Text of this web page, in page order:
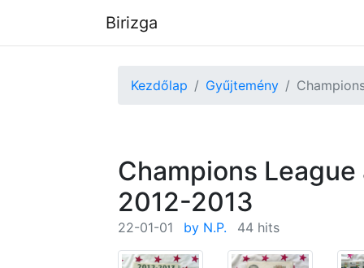
Birizga
Kezdőlap Gyűjtemény
Champions League
2012-2013
22-01-01 by N.P. 44 hits